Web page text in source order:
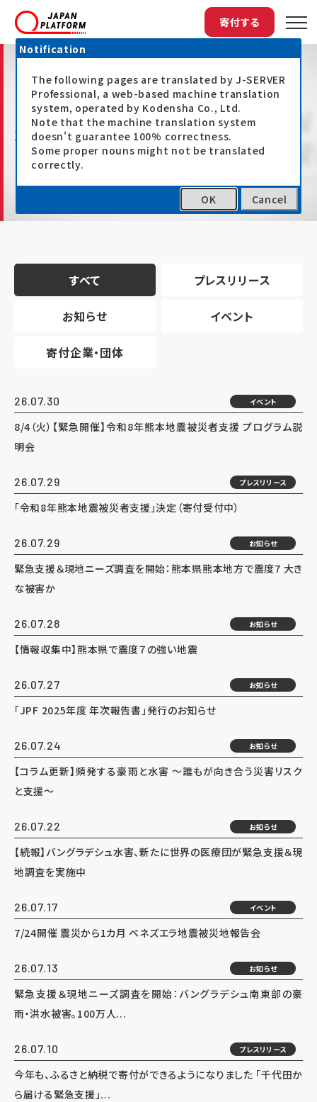
寄付する
最新情報
すべて プレスリリース
お知らせ イベント
寄付企業・団体
26.07.30 イベント
8/4（火）【緊急開催】令和8年熊本地震被災者支援 プログラム説
明会
26.07.29 プレスリリース
「令和8年熊本地震被災者支援」決定（寄付受付中）
26.07.29 お知らせ
緊急支援＆現地ニーズ調査を開始：熊本県熊本地方で震度7 大き
な被害か
26.07.28 お知らせ
【情報収集中】熊本県で震度７の強い地震
26.07.27 お知らせ
「JPF 2025年度 年次報告書」発行のお知らせ
26.07.24 お知らせ
【コラム更新】頻発する豪雨と水害 ～誰もが向き合う災害リスク
と支援～
26.07.22 お知らせ
【続報】バングラデシュ水害、新たに世界の医療団が緊急支援＆現
地調査を実施中
26.07.17 イベント
7/24開催 震災から1カ月 ベネズエラ地震被災地報告会
26.07.13 お知らせ
緊急支援＆現地ニーズ調査を開始：バングラデシュ南東部の豪
雨・洪水被害。100万人...
26.07.10 プレスリリース
今年も、ふるさと納税で寄付ができるようになりました 「千代田か
ら届ける緊急支援」...
Notification
The following pages are translated by J-SERVER
Professional, a web-based machine translation
system, operated by Kodensha Co., Ltd.
Note that the machine translation system
doesn't guarantee 100% correctness.
Some proper nouns might not be translated
correctly.
OK Cancel